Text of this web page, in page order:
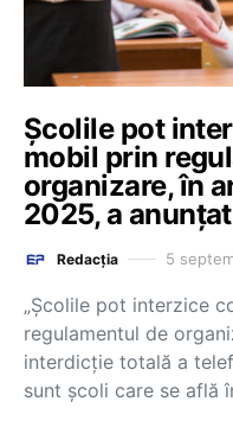
Școlile pot
mobil prin
organizare, în
2025, a
Redacția 5
„Școlile pot interzice
regulamentul de
interdicție totală a
sunt școli care se află